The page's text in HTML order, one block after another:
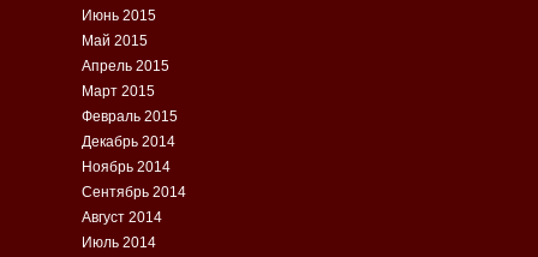
Июнь 2015
Май 2015
Апрель 2015
Март 2015
Февраль 2015
Декабрь 2014
Ноябрь 2014
Сентябрь 2014
Август 2014
Июль 2014